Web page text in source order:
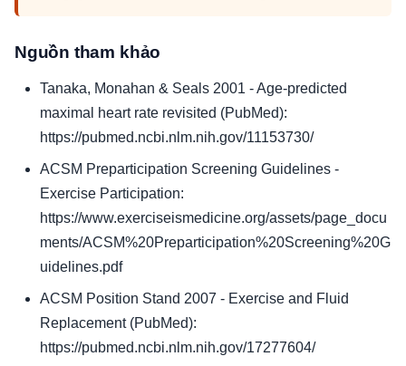
Nguồn tham khảo
Tanaka, Monahan & Seals 2001 - Age-predicted
maximal heart rate revisited (PubMed):
https://pubmed.ncbi.nlm.nih.gov/11153730/
ACSM Preparticipation Screening Guidelines -
Exercise Participation:
https://www.exerciseismedicine.org/assets/page_docu
ments/ACSM%20Preparticipation%20Screening%20G
uidelines.pdf
ACSM Position Stand 2007 - Exercise and Fluid
Replacement (PubMed):
https://pubmed.ncbi.nlm.nih.gov/17277604/